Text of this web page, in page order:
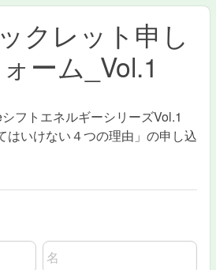
クレット申し
ーム_Vol.1
フトエネルギーシリーズVol.1
はいけない４つの理由」の申し込
名前の名